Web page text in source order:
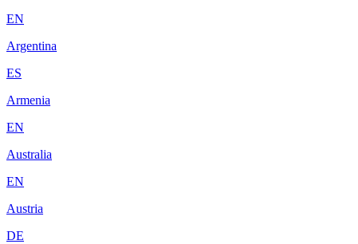
EN
Argentina
ES
Armenia
EN
Australia
EN
Austria
DE